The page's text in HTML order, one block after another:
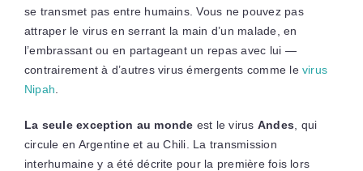
se transmet pas entre humains. Vous ne pouvez pas
attraper le virus en serrant la main d’un malade, en
l’embrassant ou en partageant un repas avec lui —
contrairement à d’autres virus émergents comme le virus
Nipah
La seule exception au monde est le virus Andes , qui
circule en Argentine et au Chili. La transmission
interhumaine y a été décrite pour la première fois lors